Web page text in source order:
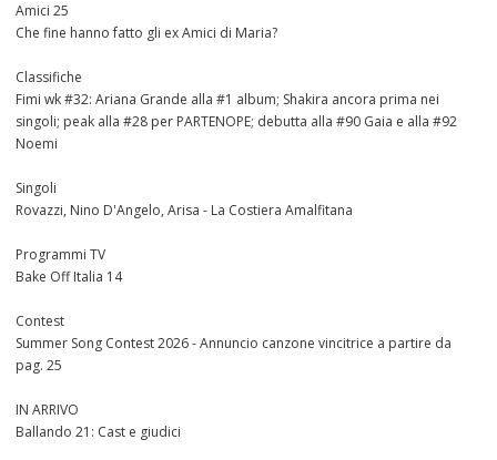
Amici 25
Che fine hanno fatto gli ex Amici di Maria?
Classifiche
Fimi wk #32: Ariana Grande alla #1 album; Shakira ancora prima nei
singoli; peak alla #28 per PARTENOPE; debutta alla #90 Gaia e alla #92
Noemi
Singoli
Rovazzi, Nino D'Angelo, Arisa - La Costiera Amalfitana
Programmi TV
Bake Off Italia 14
Contest
Summer Song Contest 2026 - Annuncio canzone vincitrice a partire da
pag. 25
IN ARRIVO
Ballando 21: Cast e giudici